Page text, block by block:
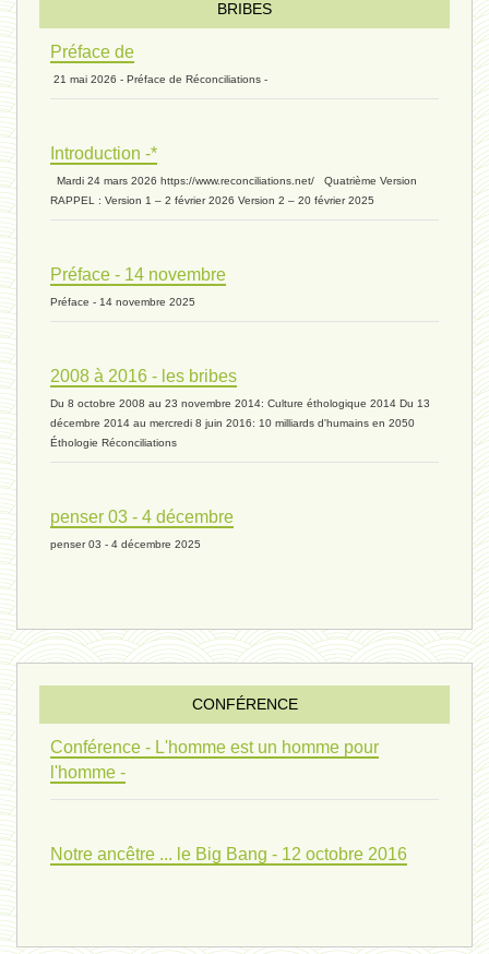
Introduction V1 - 6 juin 2024
extinction 07 - 18 mai 2024
biomasse - 10 mai 2024*
univers 11 - 28 mars 2024*
penser 01 - 9 février 2024 *
univers 09 V4 - 26 janvier 2024 *
BRIBES
Préface de
21 mai 2026 - Préface de Réconciliations -
Introduction -*
Mardi 24 mars 2026 https://www.reconciliations.net/ Quatrième Version
RAPPEL : Version 1 – 2 février 2026 Version 2 – 20 février 2025
Préface - 14 novembre
Préface - 14 novembre 2025
2008 à 2016 - les bribes
Du 8 octobre 2008 au 23 novembre 2014: Culture éthologique 2014 Du 13
décembre 2014 au mercredi 8 juin 2016: 10 milliards d'humains en 2050
Éthologie Réconciliations
penser 03 - 4 décembre
penser 03 - 4 décembre 2025
CONFÉRENCE
Conférence - L'homme est un homme pour
l'homme -
Notre ancêtre ... le Big Bang - 12 octobre 2016